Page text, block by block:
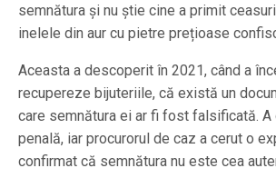
semnătura și nu știe cine a primit
inelele din aur cu pietre prețioase
Aceasta a descoperit în 2021, când a
recupereze bijuteriile, că există un
care semnătura ei ar fi fost falsificată. A
penală, iar procurorul de caz a cerut o
confirmat că semnătura nu este cea